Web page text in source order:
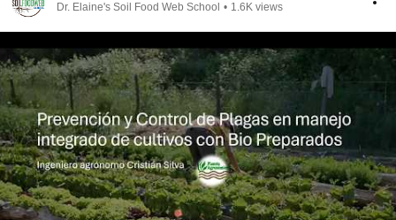
Dr. Elaine's Soil Food Web School • 1.6K views